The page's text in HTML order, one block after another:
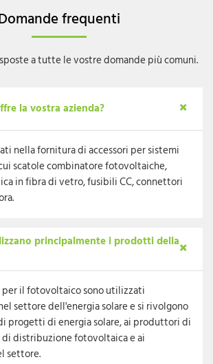
frequenti
a tutte le vostre domande più comuni.
la vostra azienda?
nella fornitura di accessori per sistemi
scatole combinatore fotovoltaiche,
in fibra di vetro, fusibili CC, connettori
principalmente i prodotti della
per il fotovoltaico sono utilizzati
settore dell'energia solare e si rivolgono
progetti di energia solare, ai produttori di
distribuzione fotovoltaica e ai
settore.